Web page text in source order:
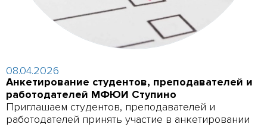
08.04.2026
Анкетирование студентов, преподавателей и
работодателей МФЮИ Ступино
Приглашаем студентов, преподавателей и
работодателей принять участие в анкетировании